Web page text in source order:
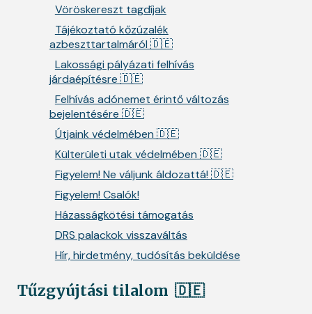
Vöröskereszt tagdíjak
Tájékoztató kőzúzalék
azbeszttartalmáról 🇩🇪
Lakossági pályázati felhívás
járdaépítésre 🇩🇪
Felhívás adónemet érintő változás
bejelentésére 🇩🇪
Útjaink védelmében 🇩🇪
Külterületi utak védelmében 🇩🇪
Figyelem! Ne váljunk áldozattá! 🇩🇪
Figyelem! Csalók!
Házasságkötési támogatás
DRS palackok visszaváltás
Hír, hirdetmény, tudósítás beküldése
Tűzgyújtási tilalom 🇩🇪